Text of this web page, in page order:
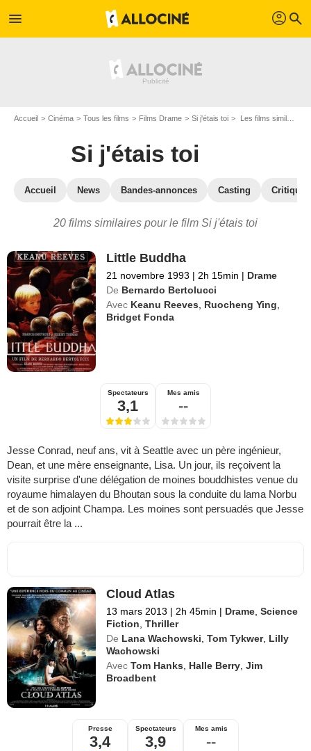
menu profil search
Accueil Cinéma Tous les films Films Drame Si j'étais toi Les films similaires à "Si j'étais toi"
Si j'étais toi
Accueil News Bandes-annonces Casting
20 films similaires pour le film Si j'étais toi
Little Buddha
21 novembre 1993 | 2h 15min | Drame
De Bernardo Bertolucci
Avec Keanu Reeves Ruocheng Ying
Bridget Fonda
Spectateurs
3,1
Mes amis
--
Jesse Conrad, neuf ans, vit à Seattle avec un père ingénieur,
Dean, et une mère enseignante, Lisa. Un jour, ils reçoivent la
visite surprise d'une délégation de moines bouddhistes venue du
royaume himalayen du Bhoutan sous la conduite du lama Norbu
et de son adjoint Champa. Les moines sont persuadés que Jesse
pourrait être la ...
Cloud Atlas
13 mars 2013 | 2h 45min | Drame ,Science
Fiction ,Thriller
De Lana Wachowski ,Tom Tykwer, Lilly
Wachowski
Avec Tom Hanks Halle Berry ,Jim
Broadbent
Presse
3,4
Spectateurs
3,9
Mes amis
--